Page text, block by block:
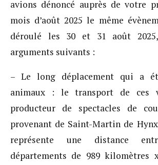
avions dénoncé auprès de votre
mois d’août 2025 le même
déroulé les 30 et 31 août
arguments suivants :
– Le long déplacement qui a
animaux : le transport de ces
producteur de spectacles de
provenant de Saint-Martin de
représente une distance
départements de 989 kilomètres